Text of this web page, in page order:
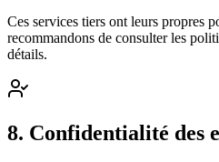
Ces services tiers ont leurs propres
recommandons de consulter les
détails.
8. Confidentialité des